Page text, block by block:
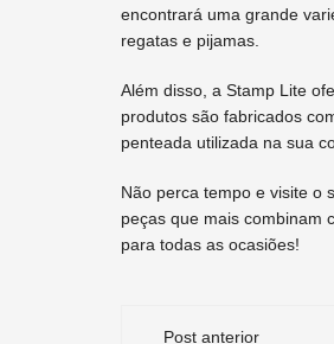
encontrará uma grande
regatas e pijamas.
Além disso, a Stamp Lite
produtos são fabricados
penteada utilizada na sua
Não perca tempo e visite o
peças que mais combinam
para todas as ocasiões!
Navegação
Post anterior